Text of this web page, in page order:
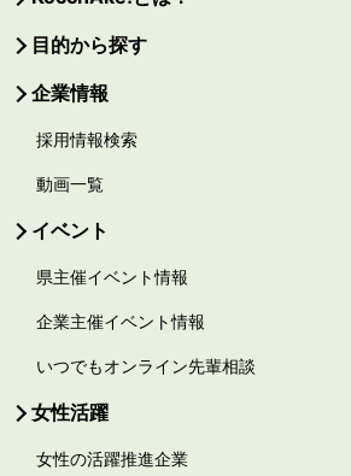
目的から探す
企業情報
採用情報検索
動画一覧
イベント
県主催イベント情報
企業主催イベント情報
いつでもオンライン先輩相談
女性活躍
女性の活躍推進企業